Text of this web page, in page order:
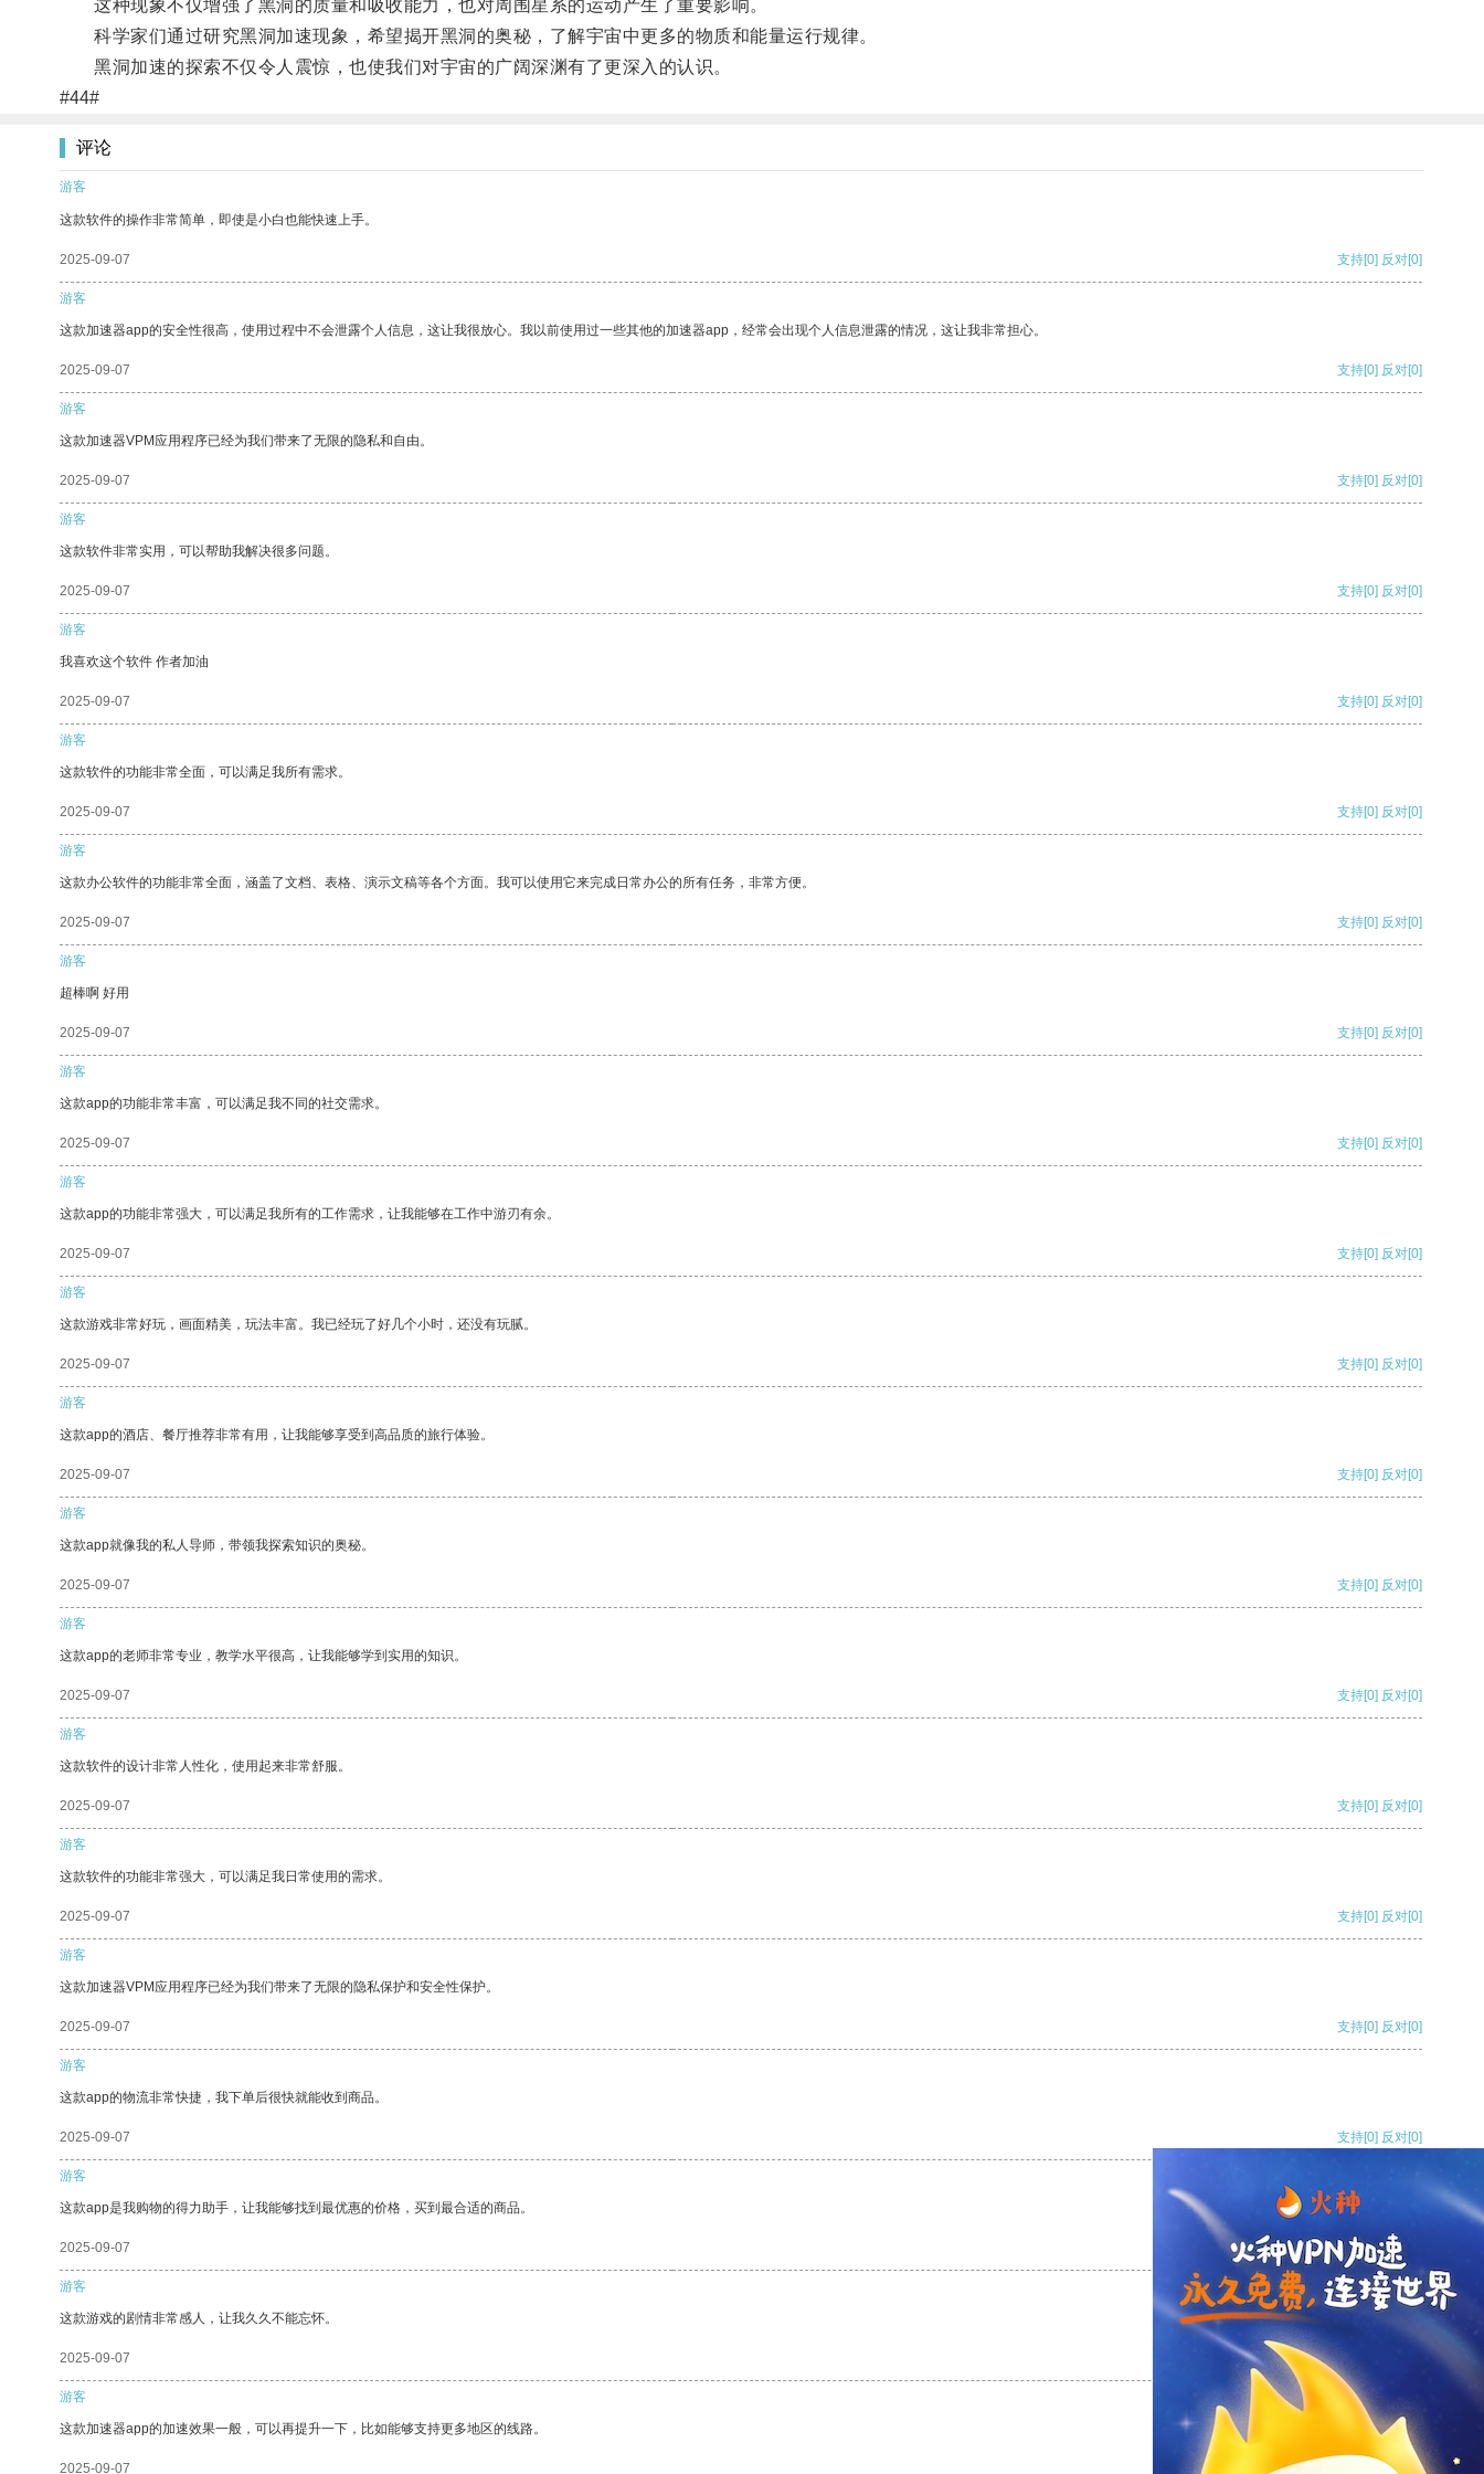
这种现象不仅增强了黑洞的质量和吸收能力，也对周围星系的运动产生了重要影响。
科学家们通过研究黑洞加速现象，希望揭开黑洞的奥秘，了解宇宙中更多的物质和能量运行规律。
黑洞加速的探索不仅令人震惊，也使我们对宇宙的广阔深渊有了更深入的认识。
#44#
评论
游客
这款软件的操作非常简单，即使是小白也能快速上手。
2025-09-07 支持[0] 反对[0]
游客
这款加速器app的安全性很高，使用过程中不会泄露个人信息，这让我很放心。我以前使用过一些其他的加速器app，经常会出现个人信息泄露的情况，这让我非常担心。
2025-09-07 支持[0] 反对[0]
游客
这款加速器VPM应用程序已经为我们带来了无限的隐私和自由。
2025-09-07 支持[0] 反对[0]
游客
这款软件非常实用，可以帮助我解决很多问题。
2025-09-07 支持[0] 反对[0]
游客
我喜欢这个软件 作者加油
2025-09-07 支持[0] 反对[0]
游客
这款软件的功能非常全面，可以满足我所有需求。
2025-09-07 支持[0] 反对[0]
游客
这款办公软件的功能非常全面，涵盖了文档、表格、演示文稿等各个方面。我可以使用它来完成日常办公的所有任务，非常方便。
2025-09-07 支持[0] 反对[0]
游客
超棒啊 好用
2025-09-07 支持[0] 反对[0]
游客
这款app的功能非常丰富，可以满足我不同的社交需求。
2025-09-07 支持[0] 反对[0]
游客
这款app的功能非常强大，可以满足我所有的工作需求，让我能够在工作中游刃有余。
2025-09-07 支持[0] 反对[0]
游客
这款游戏非常好玩，画面精美，玩法丰富。我已经玩了好几个小时，还没有玩腻。
2025-09-07 支持[0] 反对[0]
游客
这款app的酒店、餐厅推荐非常有用，让我能够享受到高品质的旅行体验。
2025-09-07 支持[0] 反对[0]
游客
这款app就像我的私人导师，带领我探索知识的奥秘。
2025-09-07 支持[0] 反对[0]
游客
这款app的老师非常专业，教学水平很高，让我能够学到实用的知识。
2025-09-07 支持[0] 反对[0]
游客
这款软件的设计非常人性化，使用起来非常舒服。
2025-09-07 支持[0] 反对[0]
游客
这款软件的功能非常强大，可以满足我日常使用的需求。
2025-09-07 支持[0] 反对[0]
游客
这款加速器VPM应用程序已经为我们带来了无限的隐私保护和安全性保护。
2025-09-07 支持[0] 反对[0]
游客
这款app的物流非常快捷，我下单后很快就能收到商品。
2025-09-07 支持[0] 反对[0]
游客
这款app是我购物的得力助手，让我能够找到最优惠的价格，买到最合适的商品。
2025-09-07 支持[0] 反对
游客
这款游戏的剧情非常感人，让我久久不能忘怀。
2025-09-07 支持
游客
这款加速器app的加速效果一般，可以再提升一下，比如能够支持更多地区的线路。
2025-09-07 反对 [0]